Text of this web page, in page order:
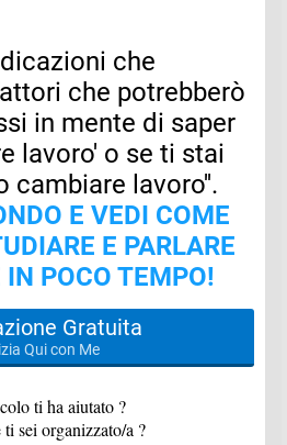
che
che potrebberò
in mente di saper
lavoro' o se ti stai
cambiare lavoro''.
E VEDI COME
E PARLARE
IN POCO TEMPO!
Gratuita
Qui con Me
ti ha aiutato ?
ti sei organizzato/a ?